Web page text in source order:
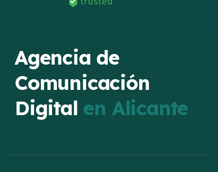
Agencia de
Comunicación
Digital en Alicante